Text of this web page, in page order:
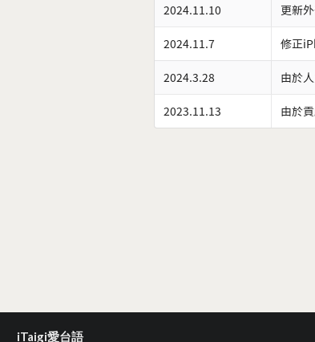
2024.11.10 更新
2024.11.7 修正
2024.3.28 由於
2023.11.13 由於
iTaigi愛台語